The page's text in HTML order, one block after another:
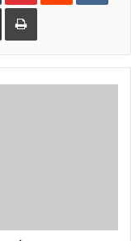
E-Posta ile paylaş Yazdır